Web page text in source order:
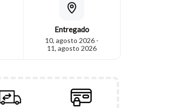
Entregado
10, agosto 2026 -
11, agosto 2026